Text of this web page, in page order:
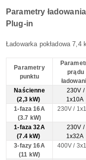
Parametry
Plug-in
Ładowarka pokładowa 7,4
Parametry
punktu
prądu
Naścienne
(2,3 kW)
230V /
1x10A
1-faza 16A
(3.7 kW)
230V /
1-faza 32A
(7.4 kW)
230V /
1x32A
3-fazy 16A
(11 kW)
400V /